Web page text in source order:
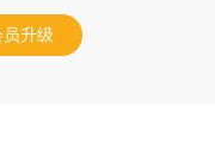
升级